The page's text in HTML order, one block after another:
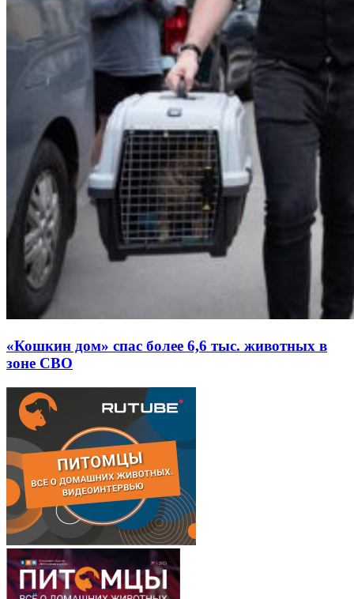
«Кошкин дом» спас более 6,6 тыс. животных в
зоне СВО